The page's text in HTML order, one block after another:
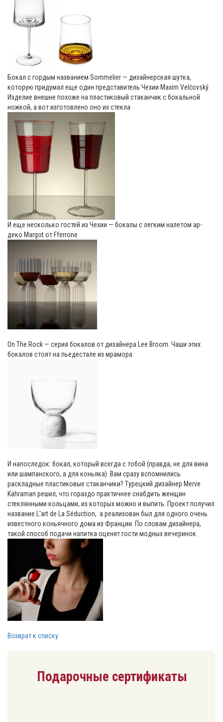
Бокал с гордым названием Sommelier — дизайнерская шутка,
которую придумал еще один представитель Чехии Maxim Velčovský.
Изделие внешне похоже на пластиковый стаканчик с бокальной
ножкой, а вот изготовлено оно из стекла
И еще несколько гостей из Чехии — бокалы с легким налетом ар-
деко Margot от Fferrone
On The Rock — серия бокалов от дизайнера Lee Broom. Чаши этих
бокалов стоят на пьедестале из мрамора
И напоследок: бокал, который всегда с тобой (правда, не для вина
или шампанского, а для коньяка). Вам сразу вспомнились
раскладные пластиковые стаканчики? Турецкий дизайнер Merve
Kahraman решил, что гораздо практичнее снабдить женщин
стеклянными кольцами, из которых можно и выпить. Проект получил
название L'art de La Séduction, а реализован был для одного очень
известного коньячного дома из Франции. По словам дизайнера,
такой способ подачи напитка оценят гости модных вечеринок.
Возврат к списку
Подарочные сертификаты